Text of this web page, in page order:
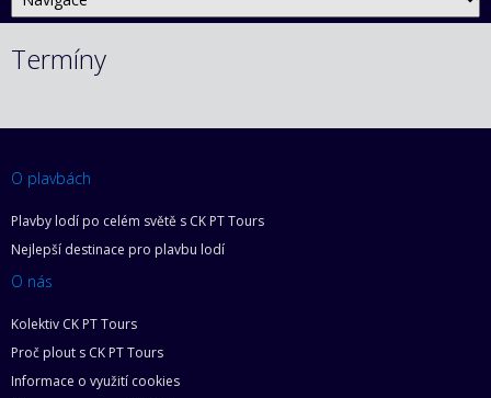
Termíny
O plavbách
Plavby lodí po celém světě s CK PT Tours
Nejlepší destinace pro plavbu lodí
O nás
Kolektiv CK PT Tours
Proč plout s CK PT Tours
Informace o využití cookies